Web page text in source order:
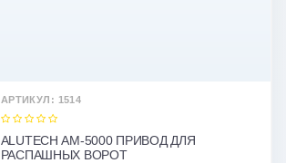
АРТИКУЛ: 1514
ALUTECH AM-5000 ПРИВОД ДЛЯ
РАСПАШНЫХ ВОРОТ